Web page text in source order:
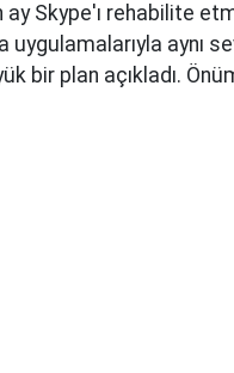
Skype'ı rehabilite
uygulamalarıyla aynı
bir plan açıkladı.